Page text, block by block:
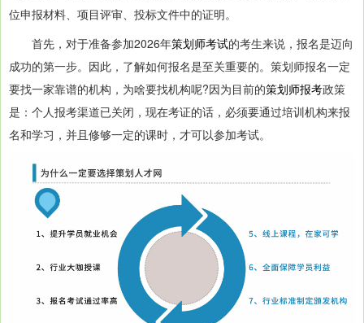
位申报材料、项目评审、投标文件中的证明。
首先，对于准备参加2026年策划师考试的考生来说，报名是迈向
成功的第一步。因此，了解如何报名是至关重要的。策划师报名一定
要找一家靠谱的机构，为啥要找机构呢?因为目前的策划师报考政策
是：个人报考渠道已关闭，现在考证的话，必须要通过培训机构来报
名和学习，并且修够一定的课时，才可以参加考试。